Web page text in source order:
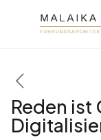
Reden ist